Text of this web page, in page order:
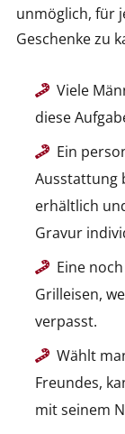
unmöglich, für
Geschenke zu
Viele
diese
Ein
Ausstattung
erhältlich
Gravur
Eine
Grilleisen,
verpasst.
Wählt
Freundes,
mit seinem